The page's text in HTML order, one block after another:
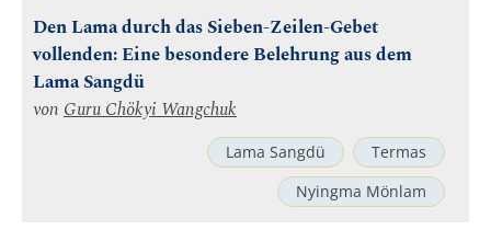
Den Lama durch das Sieben-Zeilen-Gebet
vollenden: Eine besondere Belehrung aus dem
Lama Sangdü
von Guru Chökyi Wangchuk
Lama Sangdü
Termas
Nyingma Mönlam